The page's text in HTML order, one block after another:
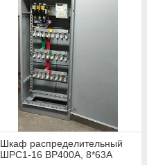
Шкаф распределительный
ШРС1-16 ВР400А, 8*63А